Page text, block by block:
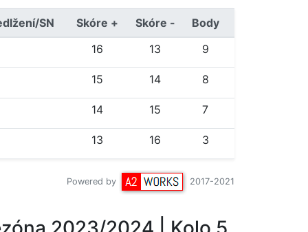
SN Skóre + Skóre -
Body
16 13 9
15 14 8
14 15 7
13 16 3
Powered by 2017-2021